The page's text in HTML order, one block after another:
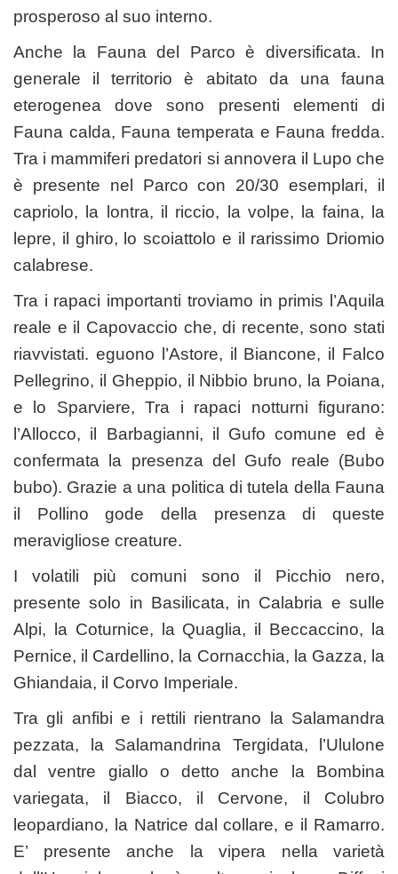
prosperoso al suo interno.
Anche la Fauna del Parco è diversificata. In
generale il territorio è abitato da una fauna
eterogenea dove sono presenti elementi di
Fauna calda, Fauna temperata e Fauna fredda.
Tra i mammiferi predatori si annovera il Lupo che
è presente nel Parco con 20/30 esemplari, il
capriolo, la lontra, il riccio, la volpe, la faina, la
lepre, il ghiro, lo scoiattolo e il rarissimo Driomio
calabrese.
Tra i rapaci importanti troviamo in primis l’Aquila
reale e il Capovaccio che, di recente, sono stati
riavvistati. eguono l’Astore, il Biancone, il Falco
Pellegrino, il Gheppio, il Nibbio bruno, la Poiana,
e lo Sparviere, Tra i rapaci notturni figurano:
l’Allocco, il Barbagianni, il Gufo comune ed è
confermata la presenza del Gufo reale (Bubo
bubo). Grazie a una politica di tutela della Fauna
il Pollino gode della presenza di queste
meravigliose creature.
I volatili più comuni sono il Picchio nero,
presente solo in Basilicata, in Calabria e sulle
Alpi, la Coturnice, la Quaglia, il Beccaccino, la
Pernice, il Cardellino, la Cornacchia, la Gazza, la
Ghiandaia, il Corvo Imperiale.
Tra gli anfibi e i rettili rientrano la Salamandra
pezzata, la Salamandrina Tergidata, l’Ululone
dal ventre giallo o detto anche la Bombina
variegata, il Biacco, il Cervone, il Colubro
leopardiano, la Natrice dal collare, e il Ramarro.
E’ presente anche la vipera nella varietà